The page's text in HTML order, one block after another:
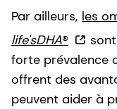
Par ailleurs, les
life'sDHA®
forte prévalence
offrent des
peuvent aider à